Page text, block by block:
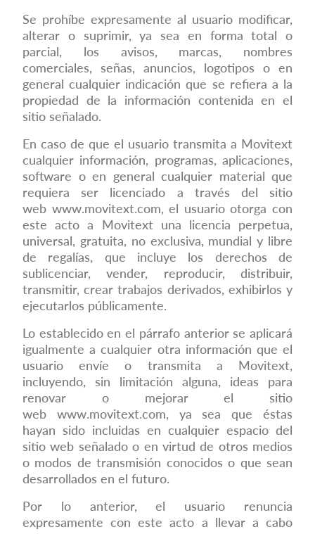
Se prohíbe expresamente al usuario modificar,
alterar o suprimir, ya sea en forma total o
parcial, los avisos, marcas, nombres
comerciales, señas, anuncios, logotipos o en
general cualquier indicación que se refiera a la
propiedad de la información contenida en el
sitio señalado.
En caso de que el usuario transmita a Movitext
cualquier información, programas, aplicaciones,
software o en general cualquier material que
requiera ser licenciado a través del sitio
web www.movitext.com, el usuario otorga con
este acto a Movitext una licencia perpetua,
universal, gratuita, no exclusiva, mundial y libre
de regalías, que incluye los derechos de
sublicenciar, vender, reproducir, distribuir,
transmitir, crear trabajos derivados, exhibirlos y
ejecutarlos públicamente.
Lo establecido en el párrafo anterior se aplicará
igualmente a cualquier otra información que el
usuario envíe o transmita a Movitext,
incluyendo, sin limitación alguna, ideas para
renovar o mejorar el sitio
web www.movitext.com, ya sea que éstas
hayan sido incluidas en cualquier espacio del
sitio web señalado o en virtud de otros medios
o modos de transmisión conocidos o que sean
desarrollados en el futuro.
Por lo anterior, el usuario renuncia
expresamente con este acto a llevar a cabo